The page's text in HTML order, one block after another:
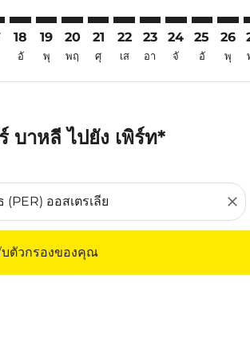
18
อั
19
พุ
20
พฤ
21
ศุ
22
เส
23
อา
24
จั
25
อั
26
พุ
บาหลี ไปยัง เพิร์ท*
close
ตัวกรองของคุณ